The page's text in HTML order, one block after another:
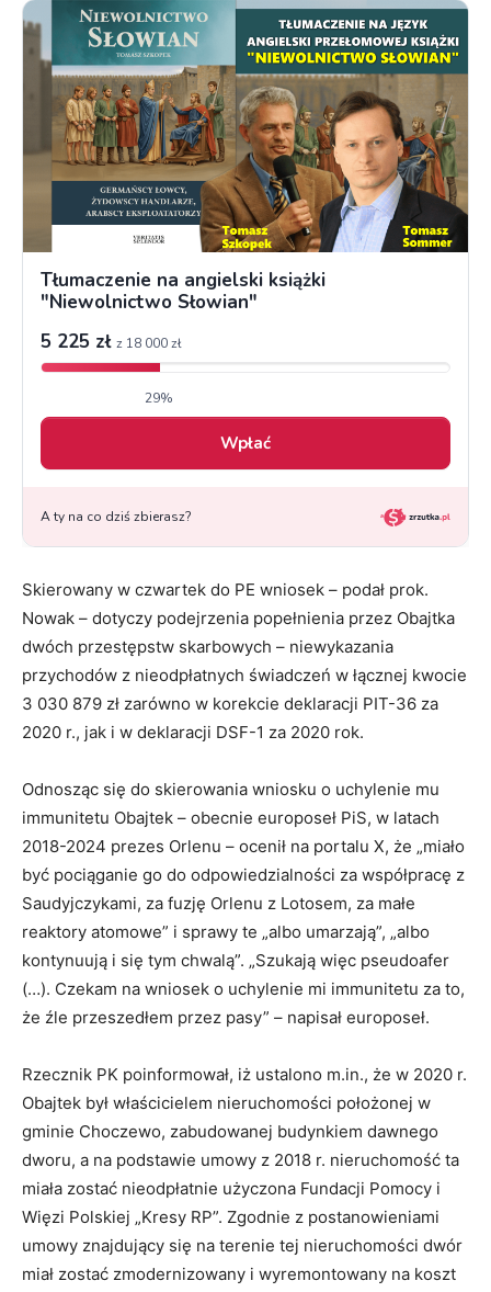
Skierowany w czwartek do PE wniosek – podał prok.
Nowak – dotyczy podejrzenia popełnienia przez Obajtka
dwóch przestępstw skarbowych – niewykazania
przychodów z nieodpłatnych świadczeń w łącznej kwocie
3 030 879 zł zarówno w korekcie deklaracji PIT-36 za
2020 r., jak i w deklaracji DSF-1 za 2020 rok.
Odnosząc się do skierowania wniosku o uchylenie mu
immunitetu Obajtek – obecnie europoseł PiS, w latach
2018-2024 prezes Orlenu – ocenił na portalu X, że „miało
być pociąganie go do odpowiedzialności za współpracę z
Saudyjczykami, za fuzję Orlenu z Lotosem, za małe
reaktory atomowe” i sprawy te „albo umarzają”, „albo
kontynuują i się tym chwalą”. „Szukają więc pseudoafer
(…). Czekam na wniosek o uchylenie mi immunitetu za to,
że źle przeszedłem przez pasy” – napisał europoseł.
Rzecznik PK poinformował, iż ustalono m.in., że w 2020 r.
Obajtek był właścicielem nieruchomości położonej w
gminie Choczewo, zabudowanej budynkiem dawnego
dworu, a na podstawie umowy z 2018 r. nieruchomość ta
miała zostać nieodpłatnie użyczona Fundacji Pomocy i
Więzi Polskiej „Kresy RP”. Zgodnie z postanowieniami
umowy znajdujący się na terenie tej nieruchomości dwór
miał zostać zmodernizowany i wyremontowany na koszt